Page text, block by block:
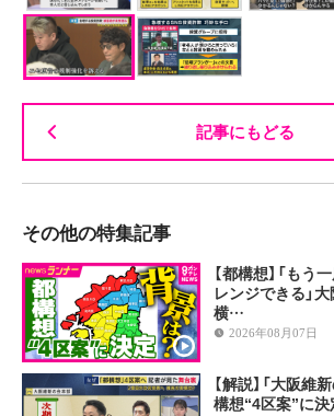
記事にもどる
その他の特集記事
【都構想】「も
レンジできる」
横…
2026年08月07日
【解説】「大阪維
構想“4区案”に